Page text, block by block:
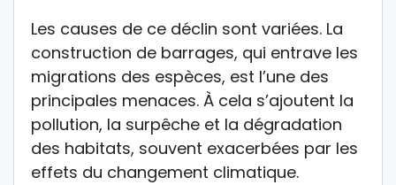
Les causes de ce déclin sont variées. La
construction de barrages, qui entrave les
migrations des espèces, est l’une des
principales menaces. À cela s’ajoutent la
pollution, la surpêche et la dégradation
des habitats, souvent exacerbées par les
effets du changement climatique.